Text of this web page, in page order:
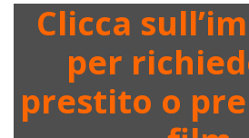
Clicca
per
prestito o